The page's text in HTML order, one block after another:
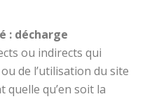
: décharge
ou indirects qui
de l’utilisation du site
qu’en soit la